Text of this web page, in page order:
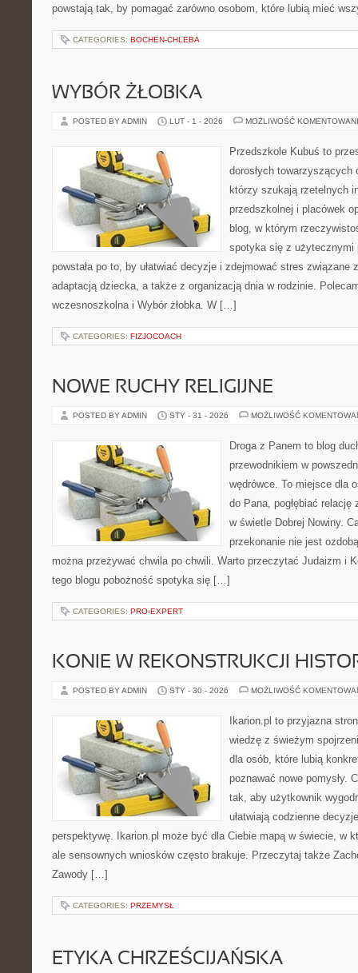
powstają tak, by pomagać zarówno osobom, które lubią mieć
CATEGORIES: BOCHEN-CHLEBA
WYBÓR ŻŁOBKA
POSTED BY ADMIN LUT - 1 - 2026 MOŻLIWOŚĆ
Przedszkole Kubuś to
dorosłych
którzy szukają rzetelnych
przedszkolnej i placówek
blog, w którym
spotyka się z użytecznymi
powstała po to, by ułatwiać decyzje i zdejmować stres związane
adaptacją dziecka, a także z organizacją dnia w rodzinie.
wczesnoszkolna i Wybór żłobka. W […]
CATEGORIES: FIZJOCOACH
NOWE RUCHY RELIGIJNE
POSTED BY ADMIN STY - 31 - 2026 MOŻLIWOŚĆ
Droga z Panem to blog
przewodnikiem w
wędrówce. To miejsce dla
do Pana, pogłębiać
w świetle Dobrej Nowiny.
przekonanie nie jest
można przeżywać chwila po chwili. Warto przeczytać Judaizm i
tego blogu pobożność spotyka się […]
CATEGORIES: PRO-EXPERT
KONIE W REKONSTRUKCJI
POSTED BY ADMIN STY - 30 - 2026 MOŻLIWOŚĆ
Ikarion.pl to przyjazna
wiedzę z świeżym
dla osób, które lubią
poznawać nowe pomysły.
tak, aby użytkownik
ułatwiają codzienne
perspektywę. Ikarion.pl może być dla Ciebie mapą w świecie, w
ale sensownych wniosków często brakuje. Przeczytaj także
Zawody […]
CATEGORIES: PRZEMYSŁ
ETYKA CHRZEŚCIJAŃSKA